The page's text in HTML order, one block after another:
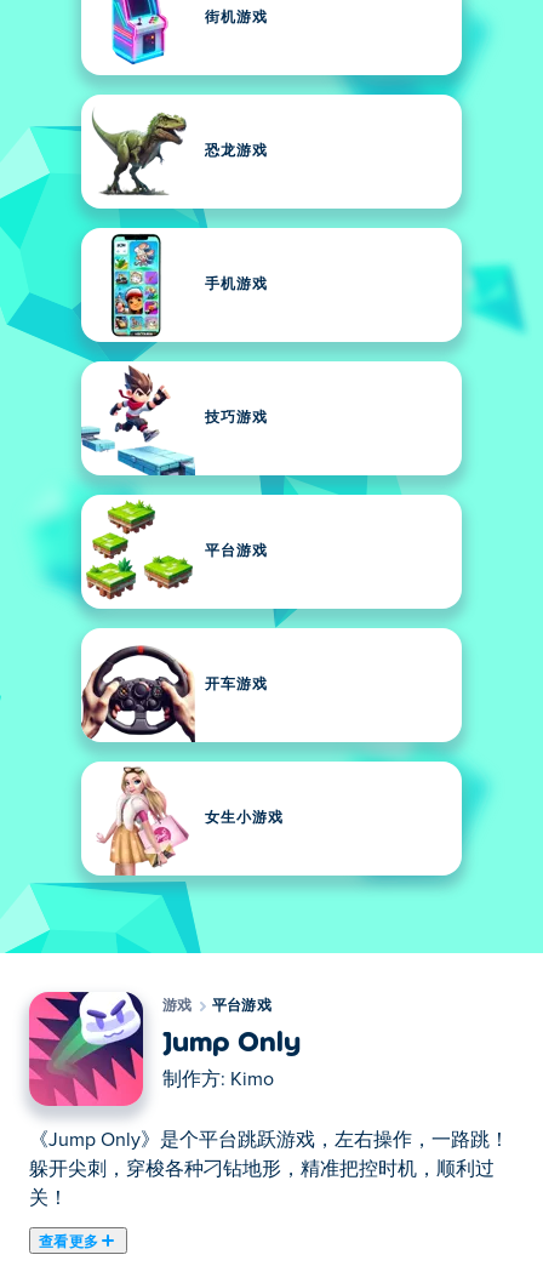
街机游戏
恐龙游戏
手机游戏
技巧游戏
平台游戏
开车游戏
女生小游戏
游戏 平台游戏
Jump Only
制作方: Kimo
《Jump Only》是个平台跳跃游戏，左右操作，一路跳！
躲开尖刺，穿梭各种刁钻地形，精准把控时机，顺利过
关！
查看更多